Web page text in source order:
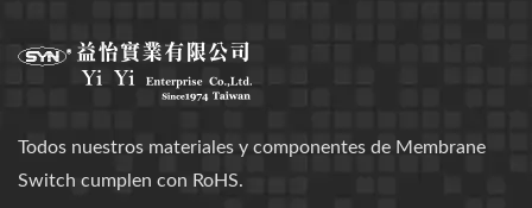
Todos nuestros materiales y componentes de Membrane
Switch cumplen con RoHS.